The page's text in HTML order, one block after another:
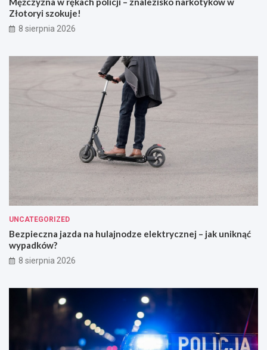
Złotoryi szokuje!
8 sierpnia 2026
UNCATEGORIZED
Bezpieczna jazda na hulajnodze elektrycznej – jak uniknąć
wypadków?
8 sierpnia 2026